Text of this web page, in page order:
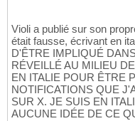
Violi a publié sur son
était fausse, écrivant en
D'ÊTRE IMPLIQUÉ
RÉVEILLÉ AU MILIEU
EN ITALIE POUR ÊTRE
NOTIFICATIONS QUE
SUR X. JE SUIS EN
AUCUNE IDÉE DE CE